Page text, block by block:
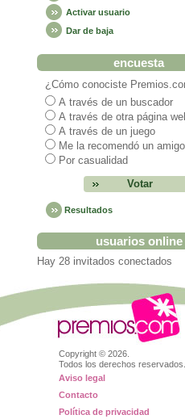
Activar usuario
Dar de baja
encuesta
¿Cómo conociste
A través de un buscador
A través de otra página
A través de un juego
Me la recomendó un amigo
Por casualidad
Resultados
usuarios online
Hay 28 invitados conectados
Copyright © 2026.
Todos los derechos reservados.
Aviso legal
Contacto
Política de privacidad